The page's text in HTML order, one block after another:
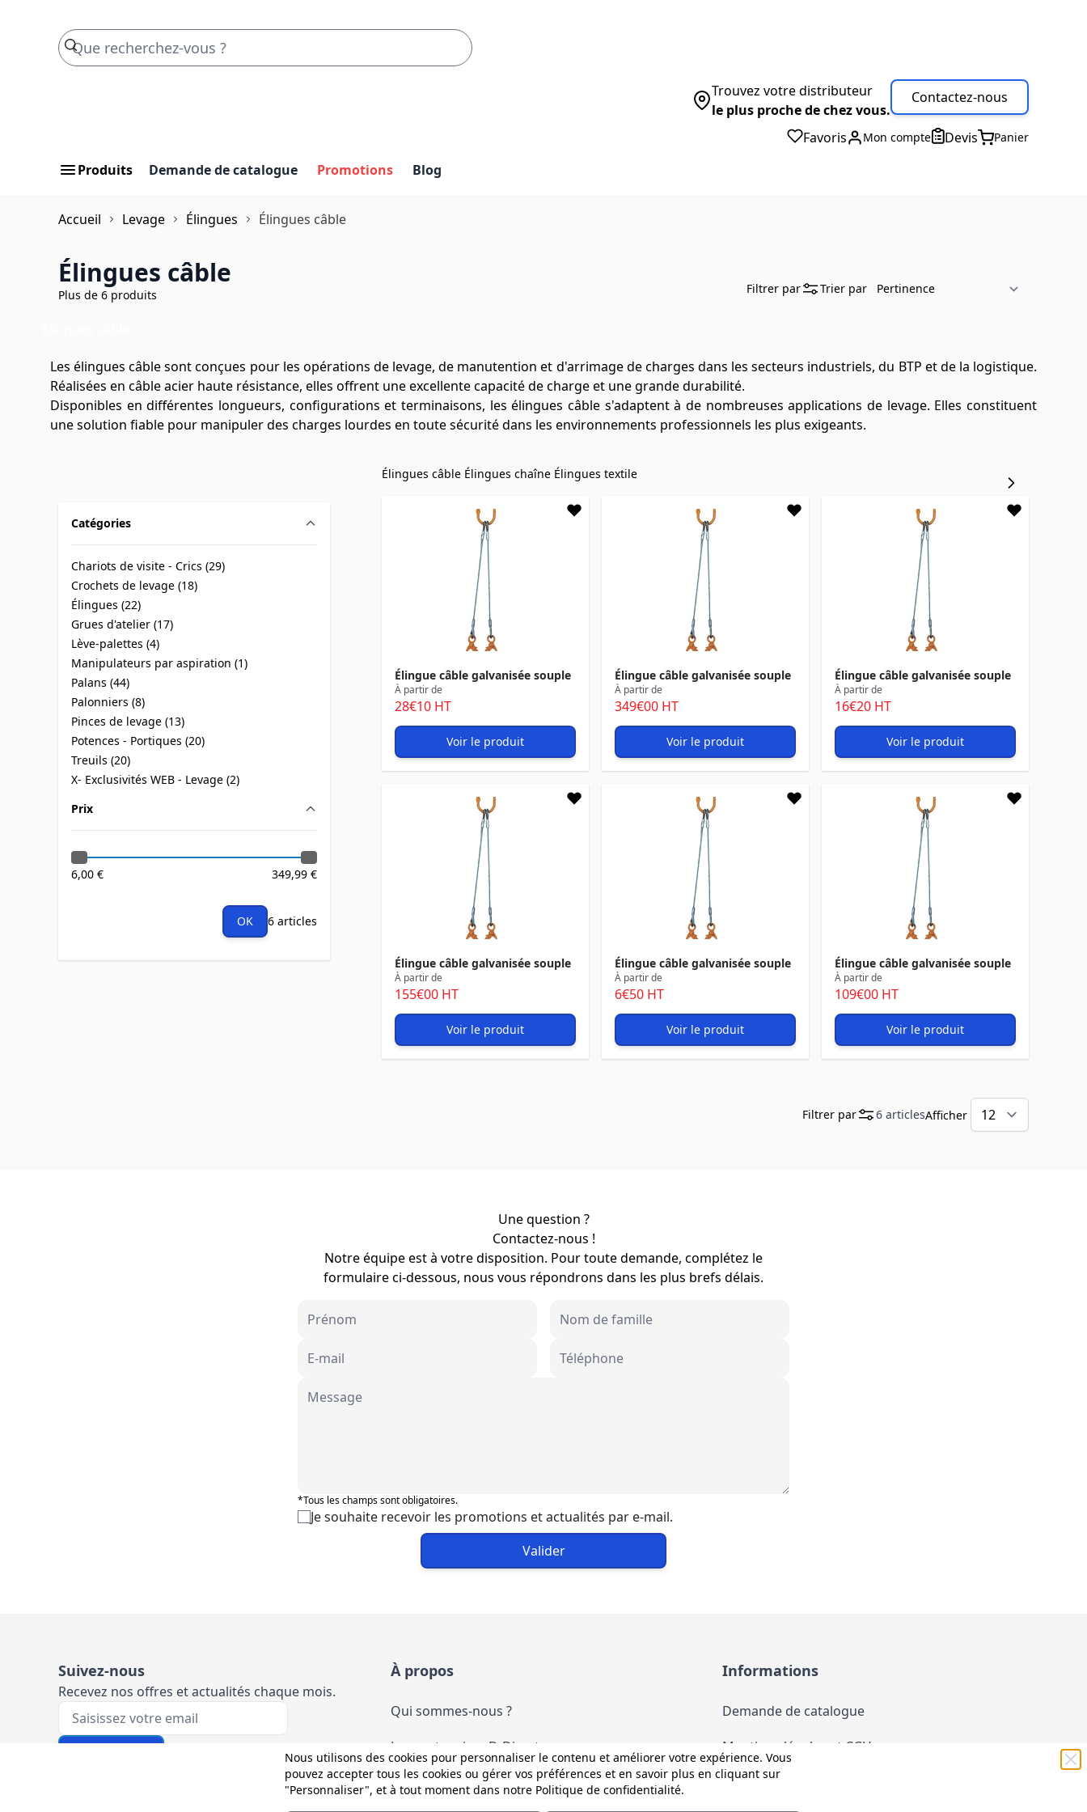
Nous utilisons des cookies pour personnaliser le contenu et améliorer votre expérience. Vous
pouvez accepter tous les cookies ou gérer vos préférences et en savoir plus en cliquant sur
"Personnaliser", et à tout moment dans notre Politique de confidentialité.
Trouvez votre distributeur
le plus proche de chez vous.
Contactez-nous
Favoris Mon compte Devis Panier
Produits Demande de catalogue Promotions Blog
Accueil Levage Élingues Élingues câble
Élingues câble
Plus de 6 produits Trier par
Filtrer par
Les élingues câble sont conçues pour les opérations de levage, de manutention et d'arrimage de charges dans les secteurs industriels, du BTP et de la logistique.
Réalisées en câble acier haute résistance, elles offrent une excellente capacité de charge et une grande durabilité.
Disponibles en différentes longueurs, configurations et terminaisons, les élingues câble s'adaptent à de nombreuses applications de levage. Elles constituent
une solution fiable pour manipuler des charges lourdes en toute sécurité dans les environnements professionnels les plus exigeants.
Catégories
Chariots de visite - Crics (29
products available
)
Crochets de levage (18
products available
)
Élingues (22
products available
)
Grues d'atelier (17
products available)
Lève-palettes (4
products available
)
Manipulateurs par aspiration (1
products available
)
Palans (44
products available
)
Palonniers (8
products available
)
Pinces de levage (13
products available
)
Potences - Portiques (20
products available
)
Treuils (20
products available
)
X- Exclusivités WEB - Levage (2
products available
)
Prix
6,00 € 349,99 €
OK 6 articles
Élingues câble Élingues chaîne Élingues textile
Élingue câble galvanisée souple
À partir de
28€10 HT
Voir le produit
Élingue câble galvanisée souple
À partir de
349€00 HT
Voir le produit
Élingue câble galvanisée souple
À partir de
16€20 HT
Voir le produit
Élingue câble galvanisée souple
À partir de
155€00 HT
Voir le produit
Élingue câble galvanisée souple
À partir de
6€50 HT
Voir le produit
Élingue câble galvanisée souple
À partir de
109€00 HT
Voir le produit
6 articlesAfficher
Filtrer par
Une question ?
Contactez-nous !
Notre équipe est à votre disposition. Pour toute demande, complétez le
formulaire ci-dessous, nous vous répondrons dans les plus brefs délais.
*Tous les champs sont obligatoires.
Je souhaite recevoir les promotions et actualités par e-mail.
Valider
Suivez-nous
Recevez nos offres et actualités chaque mois.
Votre e-mail
À propos
Qui sommes-nous ?
Les partenaires D-Direct
Les services D-Direct
Informations
Demande de catalogue
Mentions légales et CGV
Conditions générales d'utilisation (CGU)